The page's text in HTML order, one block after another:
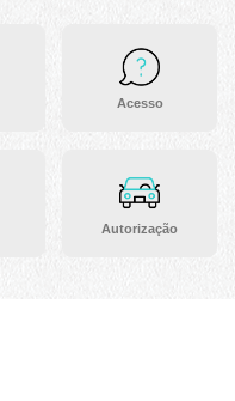
Acesso
Autorização